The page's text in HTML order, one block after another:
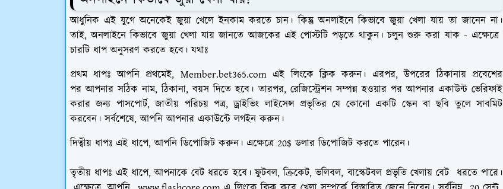
আধুনিক এই যুগে অনেকেই জুয়া খেলে ইনকাম করতে চান। কিন্তু অনলাইনে কিভাবে জুয়া খেলা যায় তাজানেন না।
তাই,অনলাইনে কিভাবে জুয়া খেলা যায় জানতে আজকের এই পোস্টটি পড়তে থাকুন। চলুন শুরু করা যাক - এক্ষেত্রে
চারটি ধাপ অনুসরণ করতে হবে। যথাঃ
প্রথম ধাপঃ আপনি প্রথমেই, Member.bet365.com এই লিংকে ক্লিক করুন। এরপর,উপরের ঠিকানায় প্রবেশের
পর আপনার সঠিক নাম, ঠিকানা, বয়স দিতে হবে।তারপর,রেজিস্ট্রেশন সম্পন্ন হওয়ার পর আপনার একাউন্ট ভেরিফাই
করার জন্য পাসপোর্ট, জাতীয় পরিচয় পত্র, ড্রাইভিং লাইসেন্স প্রভৃতির যে কোনো একটি স্কেন বা ছবি তুলে সাবমিট
করবেন।সর্বশেষে, আপনি আপনার একাউন্টে লগইন করুন।
দিত্বীয় ধাপঃ এই ধাপে, আপনি ডিপোজিটকরুন। এক্ষেত্রে 20$ ডলারডিপোজিটকরতে পারেন।
তৃতীয় ধাপঃ এই ধাপে,আপনাকে বেট ধরতে হবে। ফুটবল, ক্রিকেট, ভলিবল, বাস্কেটবল প্রভৃতি খেলায়বেট ধরতে পারে।